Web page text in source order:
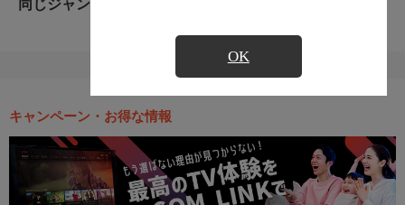
OK
同じジャンルのおすすめ番組
キャンペーン・お得な情報